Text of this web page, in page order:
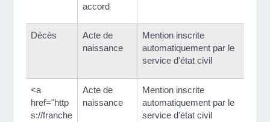
accord
Décès
Acte de
naissance
Mention inscrite
automatiquement par le
service d'état civil
<a
href="http
s://franche
Acte de
naissance
Mention inscrite
automatiquement par le
service d'état civil